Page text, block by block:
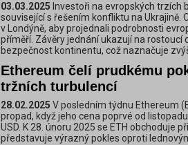
03.03.2025 Investoři na evropských trzích
související s řešením konfliktu na Ukrajině.
v Londýně, aby projednali podrobnosti
příměří. Závěry jednání ukazují na rostoucí
bezpečnost kontinentu, což naznačuje
Ethereum čelí prudkému
tržních turbulencí
28.02.2025 V posledním týdnu Ethereum
propad, když jeho cena poprvé od
USD. K 28. únoru 2025 se ETH obchoduje
představuje výrazný pokles oproti